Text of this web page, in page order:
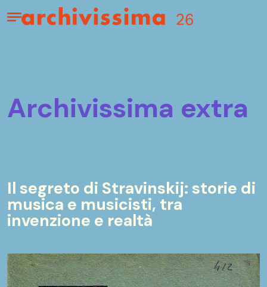
Home page
Apri il menu
archivissima extra
Il segreto di Stravinskij: storie di
musica e musicisti, tra
invenzione e realtà